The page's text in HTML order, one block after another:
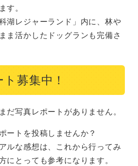
す。
湖レジャーランド」内に、林や
ま活かしたドッグランも完備さ
募集中！
だ写真レポートがありません。
ートを投稿しませんか？
ルな感想は、これから行ってみ
にとっても参考になります。